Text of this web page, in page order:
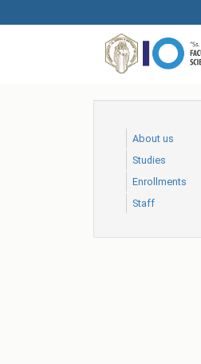
to
About us
Studies
Еnrollments
Staff